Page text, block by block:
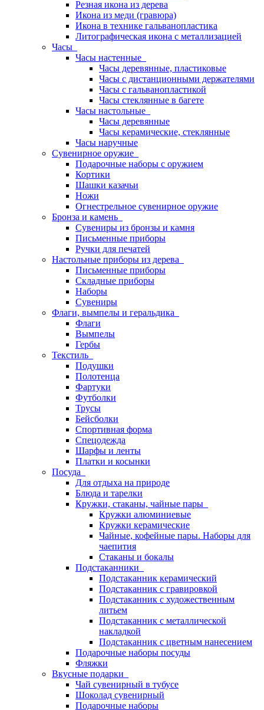
Резная икона из дерева
Икона из меди (гравюра)
Икона в технике гальванопластика
Литографическая икона с металлизацией
Часы
Часы настенные
Часы деревянные, пластиковые
Часы с дистанционными держателями
Часы с гальванопластикой
Часы стеклянные в багете
Часы настольные
Часы деревянные
Часы керамические, стеклянные
Часы наручные
Сувенирное оружие
Подарочные наборы с оружием
Кортики
Шашки казачьи
Ножи
Огнестрельное сувенирное оружие
Бронза и камень
Сувениры из бронзы и камня
Письменные приборы
Ручки для печатей
Настольные приборы из дерева
Письменные приборы
Складные приборы
Наборы
Сувениры
Флаги, вымпелы и геральдика
Флаги
Вымпелы
Гербы
Текстиль
Подушки
Полотенца
Фартуки
Футболки
Трусы
Бейсболки
Спортивная форма
Спецодежда
Шарфы и ленты
Платки и косынки
Посуда
Для отдыха на природе
Блюда и тарелки
Кружки, стаканы, чайные пары
Кружки алюминиевые
Кружки керамические
Чайные, кофейные пары. Наборы для
чаепития
Стаканы и бокалы
Подстаканники
Подстаканник керамический
Подстаканник c гравировкой
Подстаканник с художественным
литьем
Подстаканник с металлической
накладкой
Подстаканник с цветным нанесением
Подарочные наборы посуды
Фляжки
Вкусные подарки
Чай сувенирный в тубусе
Шоколад сувенирный
Подарочные наборы